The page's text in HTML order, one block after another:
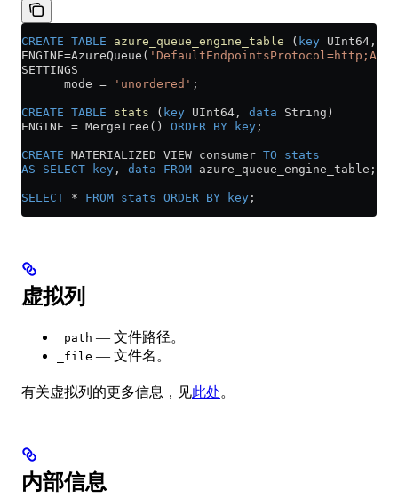
CREATE TABLE azure_queue_engine_table ( key UInt64,
ENGINE=AzureQueue(
SETTINGS
      mode
= 'unordered' ;
CREATE TABLE stats ( key UInt64, data String)
ENGINE = MergeTree() ORDER BY key ;
CREATE MATERIALIZED VIEW consumer TO stats
AS SELECT key , data FROM azure_queue_engine_table;
SELECT * FROM stats ORDER BY key ;
虚拟列
_path — 文件路径。
_file — 文件名。
有关虚拟列的更多信息，见此处。
内部信息